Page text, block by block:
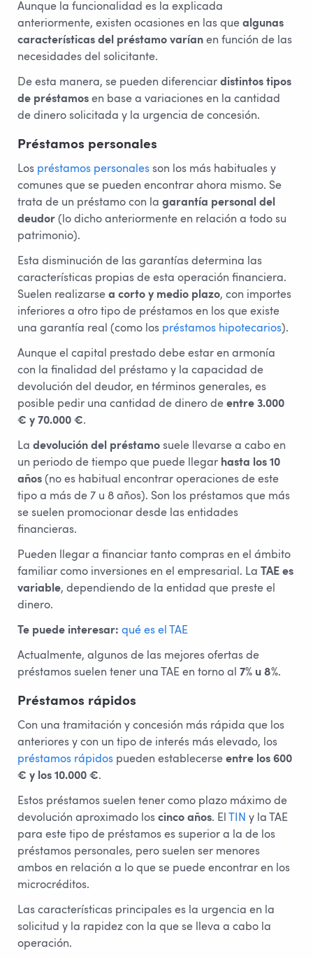
Aunque la funcionalidad es la explicada
anteriormente, existen ocasiones en las que algunas
características del préstamo varían en función de las
necesidades del solicitante.
De esta manera, se pueden diferenciar distintos tipos
de préstamos en base a variaciones en la cantidad
de dinero solicitada y la urgencia de concesión.
Préstamos personales
Los préstamos personales son los más habituales y
comunes que se pueden encontrar ahora mismo. Se
trata de un préstamo con la garantía personal del
deudor (lo dicho anteriormente en relación a todo su
patrimonio).
Esta disminución de las garantías determina las
características propias de esta operación financiera.
Suelen realizarse a corto y medio plazo, con importes
inferiores a otro tipo de préstamos en los que existe
una garantía real (como los préstamos hipotecarios).
Aunque el capital prestado debe estar en armonía
con la finalidad del préstamo y la capacidad de
devolución del deudor, en términos generales, es
posible pedir una cantidad de dinero de entre 3.000
€ y 70.000 €.
La devolución del préstamo suele llevarse a cabo en
un periodo de tiempo que puede llegar hasta los 10
años (no es habitual encontrar operaciones de este
tipo a más de 7 u 8 años). Son los préstamos que más
se suelen promocionar desde las entidades
financieras.
Pueden llegar a financiar tanto compras en el ámbito
familiar como inversiones en el empresarial. La TAE es
variable, dependiendo de la entidad que preste el
dinero.
Te puede interesar: qué es el TAE
Actualmente, algunos de las mejores ofertas de
préstamos suelen tener una TAE en torno al 7% u 8%.
Préstamos rápidos
Con una tramitación y concesión más rápida que los
anteriores y con un tipo de interés más elevado, los
préstamos rápidos pueden establecerse entre los 600
€ y los 10.000 €.
Estos préstamos suelen tener como plazo máximo de
devolución aproximado los cinco años. El TIN y la TAE
para este tipo de préstamos es superior a la de los
préstamos personales, pero suelen ser menores
ambos en relación a lo que se puede encontrar en los
microcréditos.
Las características principales es la urgencia en la
solicitud y la rapidez con la que se lleva a cabo la
operación.